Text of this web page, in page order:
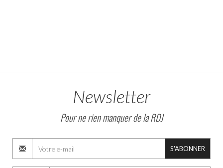
Newsletter
Pour ne rien manquer de la RDJ
S'ABONNER